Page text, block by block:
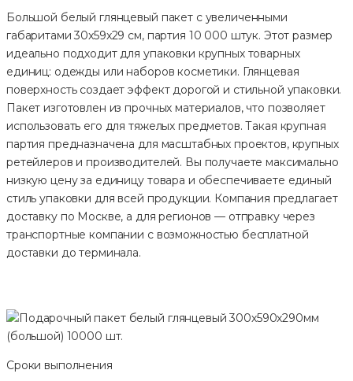
Большой белый глянцевый пакет с увеличенными
габаритами 30x59x29 см, партия 10 000 штук. Этот размер
идеально подходит для упаковки крупных товарных
единиц: одежды или наборов косметики. Глянцевая
поверхность создает эффект дорогой и стильной упаковки.
Пакет изготовлен из прочных материалов, что позволяет
использовать его для тяжелых предметов. Такая крупная
партия предназначена для масштабных проектов, крупных
ретейлеров и производителей. Вы получаете максимально
низкую цену за единицу товара и обеспечиваете единый
стиль упаковки для всей продукции. Компания предлагает
доставку по Москве, а для регионов — отправку через
транспортные компании с возможностью бесплатной
доставки до терминала.
Сроки выполнения